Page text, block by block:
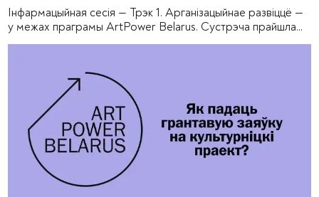
Інфармацыйная сесія — Трэк 1. Арганізацыйнае развіццё —
у межах праграмы ArtPower Belarus. Сустрэча прайшла...